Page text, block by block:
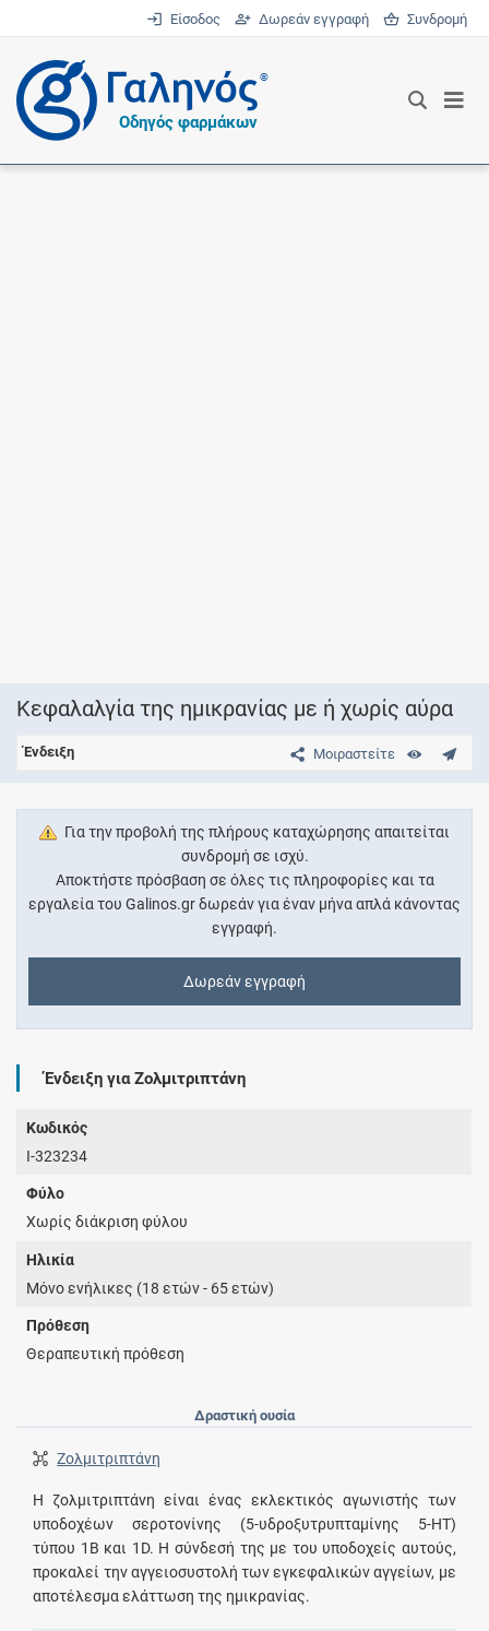
Είσοδος Δωρεάν εγγραφή Συνδρομή
®
Οδηγός φαρμάκων
Κεφαλαλγία της ημικρανίας με ή χωρίς αύρα
Μοιραστείτε
Ένδειξη
Για την προβολή της πλήρους καταχώρησης απαιτείται
συνδρομή σε ισχύ.
Αποκτήστε πρόσβαση σε όλες τις πληροφορίες και τα
εργαλεία του Galinos.gr δωρεάν για έναν μήνα απλά κάνοντας
εγγραφή.
Δωρεάν εγγραφή
Ένδειξη για Ζολμιτριπτάνη
Κωδικός
I-323234
Φύλο
Χωρίς διάκριση φύλου
Ηλικία
Μόνο ενήλικες (18 ετών - 65 ετών)
Πρόθεση
Θεραπευτική πρόθεση
Δραστική ουσία
Ζολμιτριπτάνη
Η ζολμιτριπτάνη είναι ένας εκλεκτικός αγωνιστής των
υποδοχέων σεροτονίνης (5-υδροξυτρυπταμίνης 5-ΗΤ)
τύπου 1Β και 1D. Η σύνδεσή της με του υποδοχείς αυτούς,
προκαλεί την αγγειοσυστολή των εγκεφαλικών αγγείων, με
αποτέλεσμα ελάττωση της ημικρανίας.